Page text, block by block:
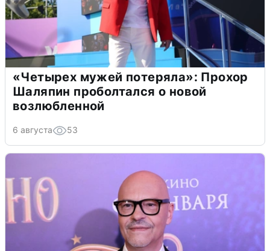
«Четырех мужей потеряла»: Прохор
Шаляпин проболтался о новой
возлюбленной
6 августа 53